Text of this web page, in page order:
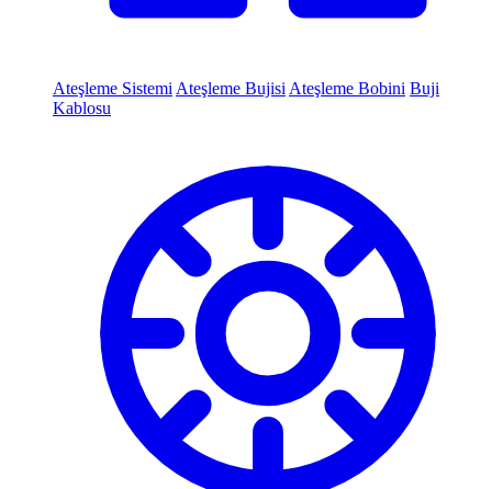
Ateşleme Sistemi Ateşleme Bujisi Ateşleme Bobini Buji
Kablosu